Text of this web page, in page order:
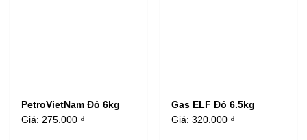
PetroVietNam Đỏ 6kg
Giá:275.000 ₫
Gas ELF Đỏ 6.5kg
Giá:320.000 ₫